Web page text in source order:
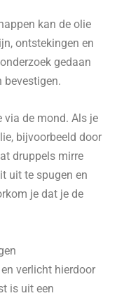
kan de olie
ontstekingen en
gedaan
bevestigen.
via de mond. Als je
bijvoorbeeld door
druppels mirre
uit te spugen en
je dat je de
verlicht hierdoor
is uit een